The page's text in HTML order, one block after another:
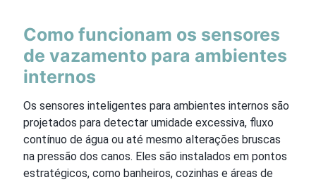
Como funcionam os sensores
de vazamento para ambientes
internos
Os sensores inteligentes para ambientes internos são
projetados para detectar umidade excessiva, fluxo
contínuo de água ou até mesmo alterações bruscas
na pressão dos canos. Eles são instalados em pontos
estratégicos, como banheiros, cozinhas e áreas de